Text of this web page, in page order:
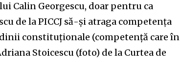
Calin Georgescu, doar pentru ca
de la PICCJ să-și atraga competența
constituționale (competență care în
Stoicescu (foto) de la Curtea de